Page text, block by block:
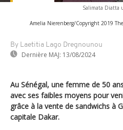
Salimata Diatta
Amelia Nierenberg/Copyright 2019
By Laetitia Lago Dregnounou
Dernière MAJ: 13/08/2024
Au Sénégal, une femme de 50
avec ses faibles moyens pour
grâce à la vente de sandwichs à
capitale Dakar.